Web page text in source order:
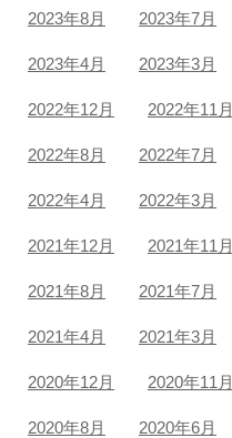
2023年8月 2023年7月
2023年4月 2023年3月
2022年12月 2022年11月
2022年8月 2022年7月
2022年4月 2022年3月
2021年12月 2021年11月
2021年8月 2021年7月
2021年4月 2021年3月
2020年12月 2020年11月
2020年8月 2020年6月